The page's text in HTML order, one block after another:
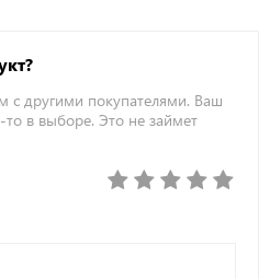
с другими покупателями. Ваш
в выборе. Это не займет